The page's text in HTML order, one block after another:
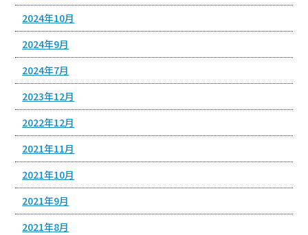
2024年10月
2024年9月
2024年7月
2023年12月
2022年12月
2021年11月
2021年10月
2021年9月
2021年8月